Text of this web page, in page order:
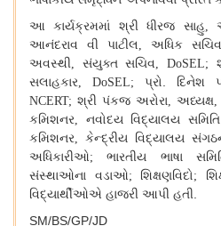
આ કાર્યક્રમમાં શ્રી ધીરજ સાહુ
આનંદરાવ વી પાટીલ
અધિક સચિવ
અવસ્થી
સંયુક્ત સચિવ , DoSEL;
સલાહકાર , DoSEL; પ્રો. દિનેશ
NCERT; શ્રી પંકજ અરોરા અધ્યક્ષ
કમિશનર નવોદય વિદ્યાલય
કમિશનર કેન્દ્રીય વિદ્યાલય
અધિકારીઓ;ભારતીય ભાષા
સંસ્થાઓના વડાઓ; શિક્ષણવિદો ;
વિદ્યાર્થીઓએ હાજરી આપી હતી.
SM/BS/GP/JD